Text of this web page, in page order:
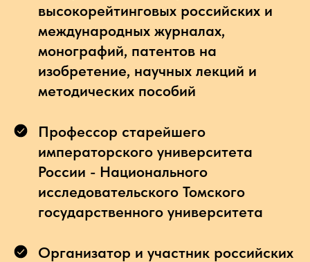
высокорейтинговых российских и
международных журналах,
монографий, патентов на
изобретение, научных лекций и
методических пособий
Профессор старейшего
императорского университета
России - Национального
исследовательского Томского
государственного университета
Организатор и участник российских